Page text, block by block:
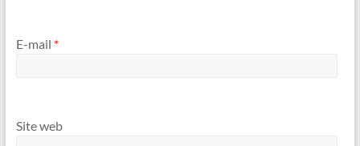
E-mail *
Site web